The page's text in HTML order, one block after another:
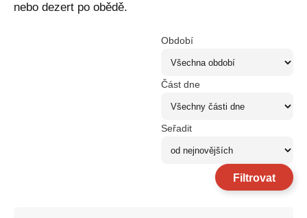
nebo dezert po obědě.
Období
Část dne
Seřadit
Filtrovat